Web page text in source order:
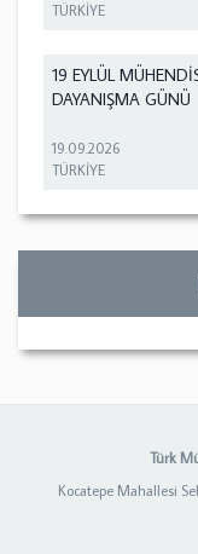
TÜRKİYE
19 EYLÜL
DAYANIŞMA GÜNÜ
19.09.2026
TÜRKİYE
Türk
Kocatepe Mahallesi